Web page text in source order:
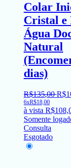
Colar
Cristal e
Água
Natural
dias)
R$135,00 R$
6xR$18,00
à vista R$
Somente
Consulta
Esgotado